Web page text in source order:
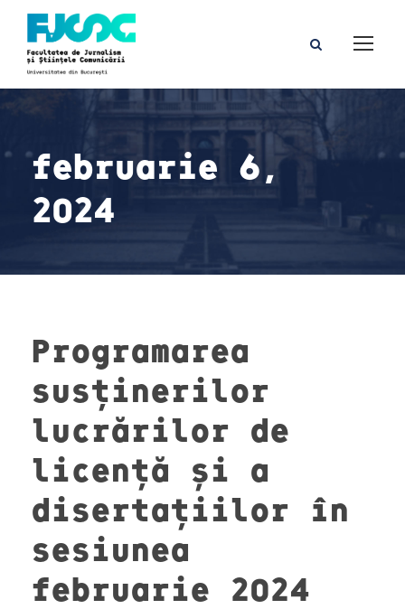
februarie 6,
2024
Programarea
susținerilor
lucrărilor de
licență și a
disertațiilor în
sesiunea
februarie 2024